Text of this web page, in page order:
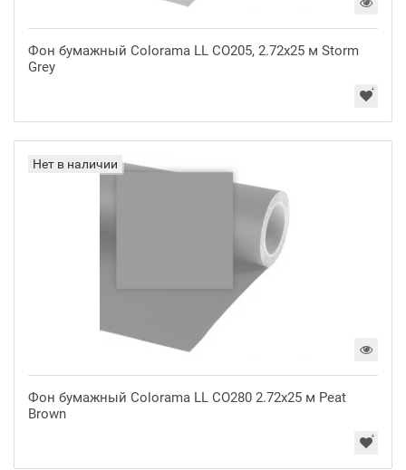
Фон бумажный Colorama LL CO205, 2.72x25 м Storm
Grey
Нет в наличии
Фон бумажный Colorama LL CO280 2.72x25 м Peat
Brown